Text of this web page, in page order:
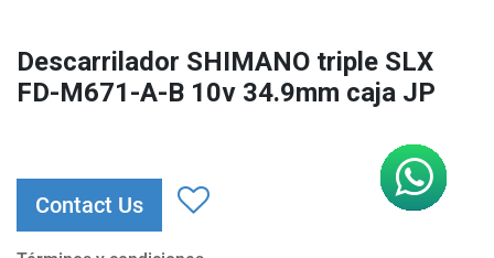
Descarrilador SHIMANO triple SLX
FD-M671-A-B 10v 34.9mm caja JP
Contact Us